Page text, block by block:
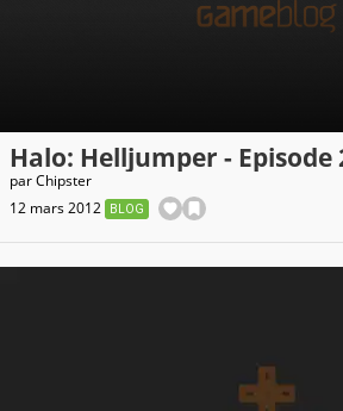
Halo: Helljumper - Episode
parChipster
12 mars 2012
BLOG